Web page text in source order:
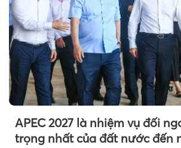
APEC 2027 là nhiệm vụ đối
trọng nhất của đất nước đến